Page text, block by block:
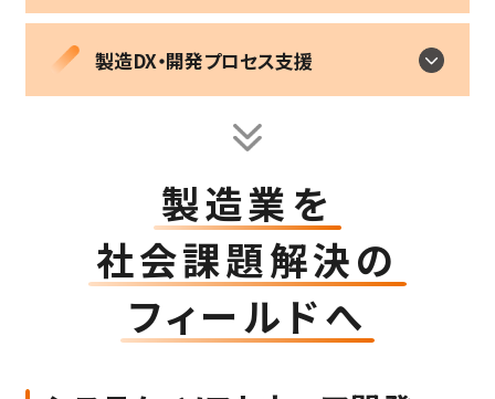
製造DX・開発プロセス支援
製造業を
社会課題解決の
フィールドへ